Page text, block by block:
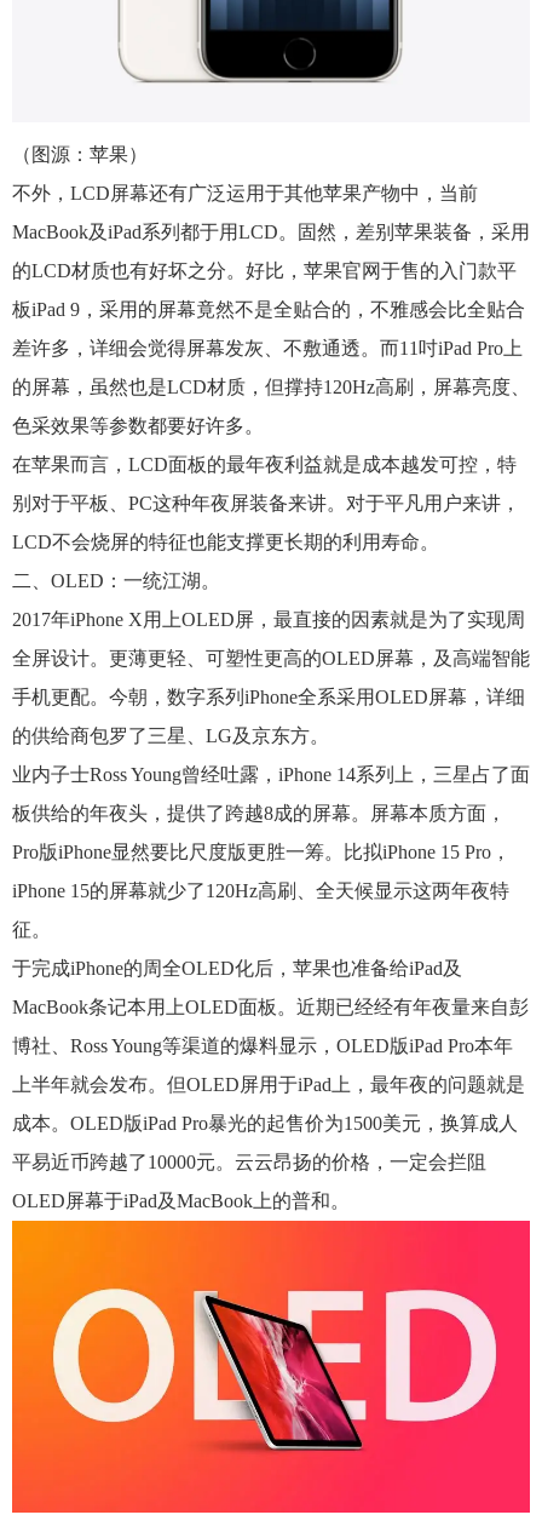
（图源：苹果）
不外，LCD屏幕还有广泛运用于其他苹果产物中，当前
MacBook及iPad系列都于用LCD。固然，差别苹果装备，采用
的LCD材质也有好坏之分。好比，苹果官网于售的入门款平
板iPad 9，采用的屏幕竟然不是全贴合的，不雅感会比全贴合
差许多，详细会觉得屏幕发灰、不敷通透。而11吋iPad Pro上
的屏幕，虽然也是LCD材质，但撑持120Hz高刷，屏幕亮度、
色采效果等参数都要好许多。
在苹果而言，LCD面板的最年夜利益就是成本越发可控，特
别对于平板、PC这种年夜屏装备来讲。对于平凡用户来讲，
LCD不会烧屏的特征也能支撑更长期的利用寿命。
二、OLED：一统江湖。
2017年iPhone X用上OLED屏，最直接的因素就是为了实现周
全屏设计。更薄更轻、可塑性更高的OLED屏幕，及高端智能
手机更配。今朝，数字系列iPhone全系采用OLED屏幕，详细
的供给商包罗了三星、LG及京东方。
业内子士Ross Young曾经吐露，iPhone 14系列上，三星占了面
板供给的年夜头，提供了跨越8成的屏幕。屏幕本质方面，
Pro版iPhone显然要比尺度版更胜一筹。比拟iPhone 15 Pro，
iPhone 15的屏幕就少了120Hz高刷、全天候显示这两年夜特
征。
于完成iPhone的周全OLED化后，苹果也准备给iPad及
MacBook条记本用上OLED面板。近期已经经有年夜量来自彭
博社、Ross Young等渠道的爆料显示，OLED版iPad Pro本年
上半年就会发布。但OLED屏用于iPad上，最年夜的问题就是
成本。OLED版iPad Pro暴光的起售价为1500美元，换算成人
平易近币跨越了10000元。云云昂扬的价格，一定会拦阻
OLED屏幕于iPad及MacBook上的普和。